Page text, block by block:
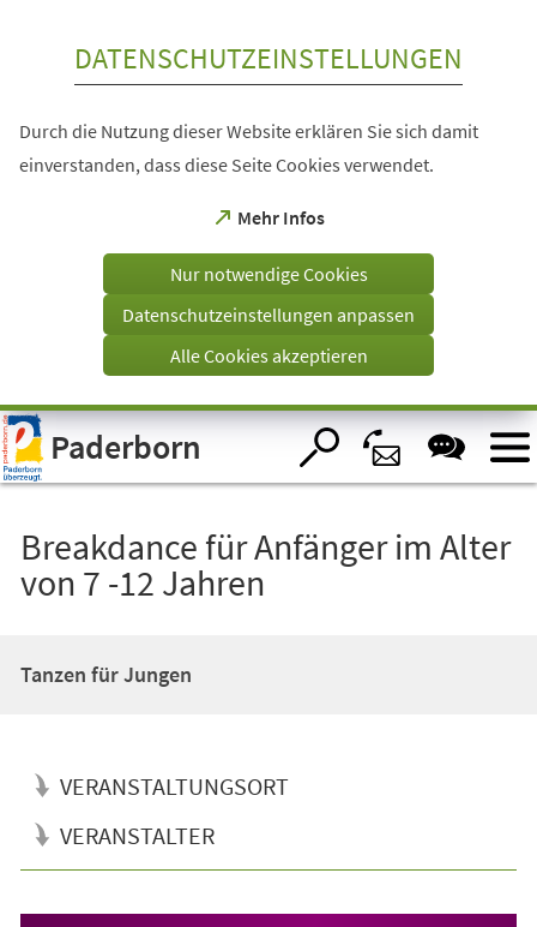
Visuelle
Assistenzsoftware
öffnen.
DATENSCHUTZEINSTELLUNGEN
Durch die Nutzung dieser Website erklären Sie sich damit
einverstanden, dass diese Seite Cookies verwendet.
Mehr Infos
(Öffnet
einem
Tab)
Nur notwendige Cookies
Datenschutzeinstellungen anpassen
Alle Cookies akzeptieren
Paderborn
Breakdance für Anfänger im Alter
von 7 -12 Jahren
Tanzen für Jungen
VERANSTALTUNGSORT
VERANSTALTER